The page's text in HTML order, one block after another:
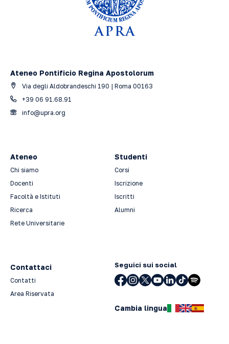
Ateneo Pontificio Regina Apostolorum
Via degli Aldobrandeschi 190 | Roma 00163
+39 06 91.68.91
info@upra.org
Ateneo
Chi siamo
Docenti
Facoltà e Istituti
Ricerca
Rete Universitarie
Studenti
Corsi
Iscrizione
Iscritti
Alumni
Contattaci
Contatti
Area Riservata
Seguici sui social
Cambia lingua